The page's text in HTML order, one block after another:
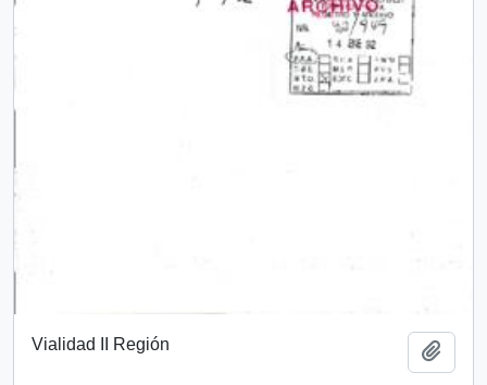
Vialidad II Región